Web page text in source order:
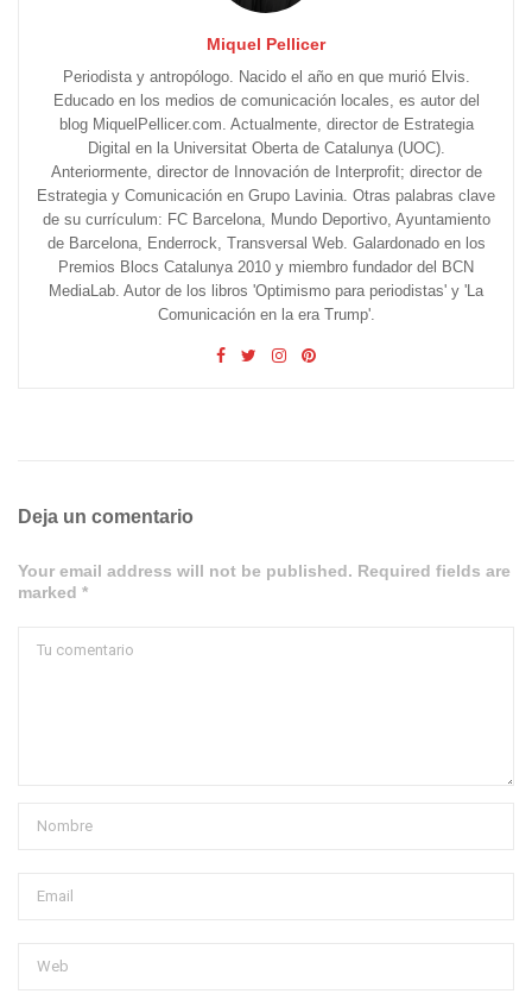
Miquel Pellicer
Periodista y antropólogo. Nacido el año en que murió Elvis.
Educado en los medios de comunicación locales, es autor del
blog MiquelPellicer.com. Actualmente, director de Estrategia
Digital en la Universitat Oberta de Catalunya (UOC).
Anteriormente, director de Innovación de Interprofit; director de
Estrategia y Comunicación en Grupo Lavinia. Otras palabras clave
de su currículum: FC Barcelona, Mundo Deportivo, Ayuntamiento
de Barcelona, Enderrock, Transversal Web. Galardonado en los
Premios Blocs Catalunya 2010 y miembro fundador del BCN
MediaLab. Autor de los libros 'Optimismo para periodistas' y 'La
Comunicación en la era Trump'.
Deja un comentario
Your email address will not be published. Required fields are
marked *